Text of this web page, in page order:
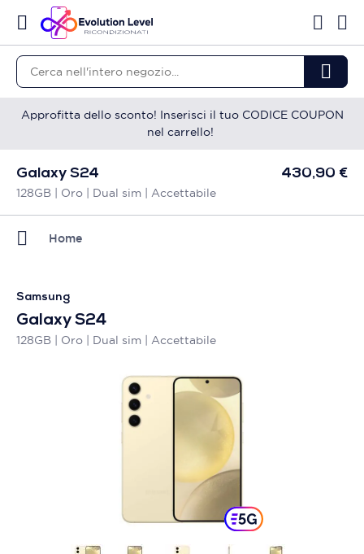
Approfitta dello sconto! Inserisci il tuo CODICE COUPON
nel carrello!
Galaxy S24
128GB | Oro | Dual sim | Accettabile
430,90 €
Home
Samsung
Galaxy S24
128GB | Oro | Dual sim | Accettabile